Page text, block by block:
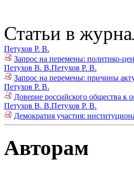
Статьи в
Петухов Р. В.
Запрос на перемены: политико-
Петухов В. В.Петухов Р. В.
Запрос на перемены: причины
Петухов Р. В.
Доверие российского общества к
Петухов В. В.Петухов Р. В.
Демократия участия:
Авторам